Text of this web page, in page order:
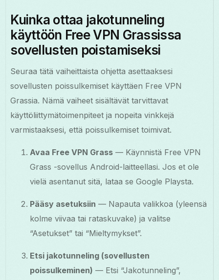
Kuinka ottaa jakotunneling
käyttöön Free VPN Grassissa
sovellusten poistamiseksi
Seuraa tätä vaiheittaista ohjetta asettaaksesi
sovellusten poissulkemiset käyttäen Free VPN
Grassia. Nämä vaiheet sisältävät tarvittavat
käyttöliittymätoimenpiteet ja nopeita vinkkejä
varmistaaksesi, että poissulkemiset toimivat.
Avaa Free VPN Grass — Käynnistä Free VPN
Grass -sovellus Android-laitteellasi. Jos et ole
vielä asentanut sitä, lataa se Google Playsta.
Pääsy asetuksiin — Napauta valikkoa (yleensä
kolme viivaa tai rataskuvake) ja valitse
“Asetukset” tai “Mieltymykset”.
Etsi jakotunneling (sovellusten
poissulkeminen) — Etsi “Jakotunneling”,